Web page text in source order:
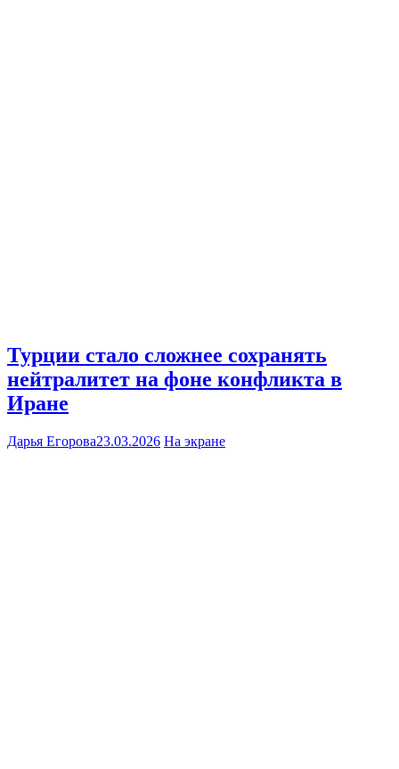
Турции стало сложнее сохранять
нейтралитет на фоне конфликта в
Иране
Дарья Егорова23.03.2026 На экране